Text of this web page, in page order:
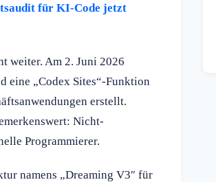
für KI-Code jetzt
weiter. Am 2. Juni 2026
eine „Codex Sites“-Funktion
erstellt.
Nicht-
Programmierer.
namens „Dreaming V3″ für